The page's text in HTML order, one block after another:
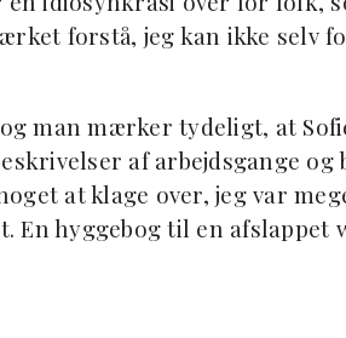
forstå, jeg kan ikke selv
man mærker tydeligt, at
af arbejdsgange og
at klage over, jeg var
hyggebog til en afslappet